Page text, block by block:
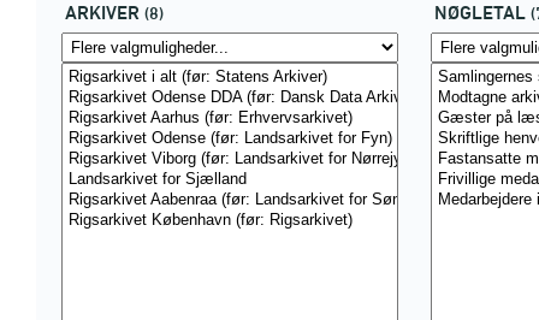
ARKIVER (8) NØGLETAL